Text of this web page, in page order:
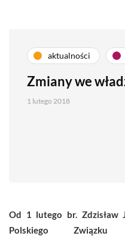
aktualności
Zmiany we
1 lutego 2018
Od 1 lutego br. Zdzisław
Polskiego Związku